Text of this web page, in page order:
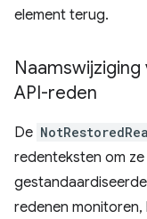
element terug.
API-reden
De
redenteksten om
redenen monitoren,